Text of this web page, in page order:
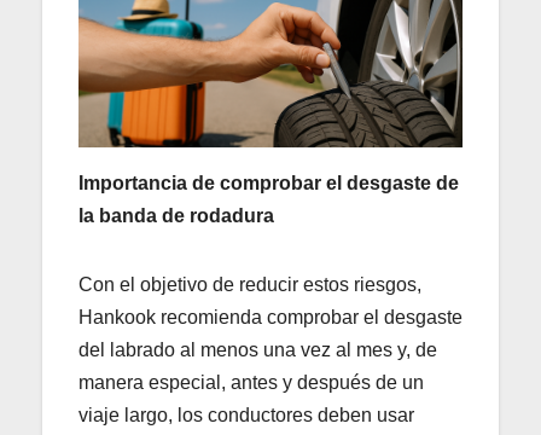
Importancia de comprobar el desgaste de
la banda de rodadura
Con el objetivo de reducir estos riesgos,
Hankook recomienda comprobar el desgaste
del labrado al menos una vez al mes y, de
manera especial, antes y después de un
viaje largo, los conductores deben usar